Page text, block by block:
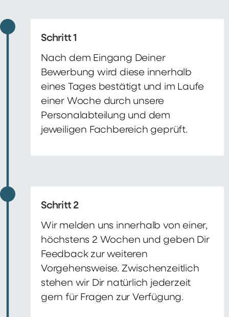
Schritt 1
Nach dem Eingang Deiner
Bewerbung wird diese innerhalb
eines Tages bestätigt und im Laufe
einer Woche durch unsere
Personalabteilung und dem
jeweiligen Fachbereich geprüft.
Schritt 2
Wir melden uns innerhalb von einer,
höchstens 2 Wochen und geben Dir
Feedback zur weiteren
Vorgehensweise. Zwischenzeitlich
stehen wir Dir natürlich jederzeit
gern für Fragen zur Verfügung.